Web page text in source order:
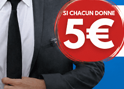
Article
suivant
:
Patrick